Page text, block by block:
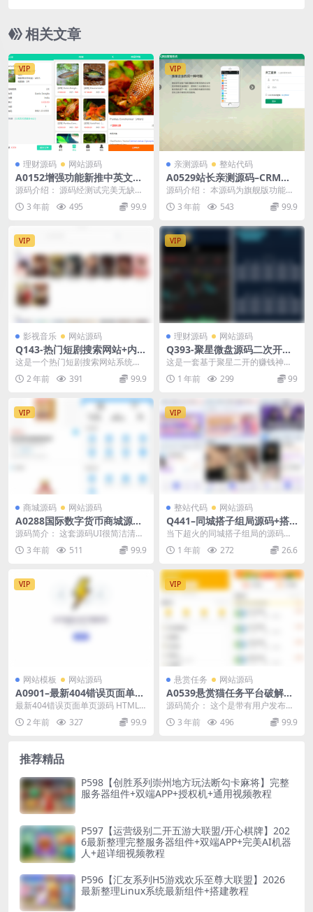
相关文章
VIP
理财源码 网站源码
A0152增强功能新推中英文双
语言理财项目/养鱼金融投资理
财源码/支持商城抽奖/投资收
益/余额宝功能
源码介绍： 源码经测试完美无缺，
末发现明显bug，服务器直接打包
下载，文件一个不...
3 年前 495 99.9
VIP
亲测源码 整站代码
A0529站长亲测源码–CRM旗
舰版功能齐全客户管理系统源
码
源码介绍： 本源码为旗舰版功能齐
全非网上的免费版，无任何加密无
域名限制，可进行二...
3 年前 543 99.9
VIP
影视音乐 网站源码
Q143-热门短剧搜索网站+内置
1.2万条短视频数据+开心版无
这是一个热门短剧搜索网站系统，
数据库内置1.2万条短视频参数，全
套源码为无需授权...
2 年前 391 99.9
VIP
理财源码 网站源码
Q393-聚星微盘源码二次开发
版，支持PC和H5自适应/前端
这是一套基于聚星二开的赚钱神器
源代码，前端为UI纯英文版，后台
功能很强大。该版本...
1 年前 299 99
VIP
商城源码 网站源码
A0288国际数字货币商城源码/
ssg货币商城+数字货币+双端
APP
源码简介： 这套源码UI很简洁清
爽，不花里胡哨的。源码没问题，
很好搭建，破解Ap...
3 年前 511 99.9
VIP
整站代码 网站源码
Q441–同城搭子组局源码+搭
建教程
当下超火的同城搭子组局的源码，
搞的好月收入轻松几个W。不多介
绍，直接上干货。 源...
1 年前 272 26.6
VIP
网站模板 网站源码
A0901–最新404错误页面单页
源码 HTML错误页面代码
最新404错误页面单页源码 HTML
错误页面代码，站长测试了一下，
就是下面多了个...
2 年前 327 99.9
VIP
悬赏任务 网站源码
A0539悬赏猫任务平台破解去
授权版 用户自主发布任务+接
免签支付信用分评分机制网站
源码+可打包app
源码简介： 这个是带有用户发布任
务功能的，还有信用分评分什么
的，挺全面，具体的大...
3 年前 496 99.9
推荐精品
P598【创胜系列崇州地方玩法断勾卡麻将】完整
服务器组件+双端APP+授权机+通用视频教程
P597【运营级别二开五游大联盟/开心棋牌】202
6最新整理完整服务器组件+双端APP+完美AI机器
人+超详细视频教程
P596【汇友系列H5游戏欢乐至尊大联盟】2026
最新整理Linux系统最新组件+搭建教程